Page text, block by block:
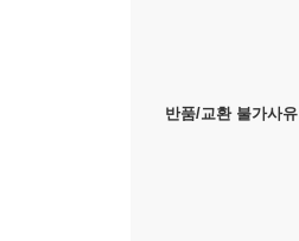
반품/교환 불가사유